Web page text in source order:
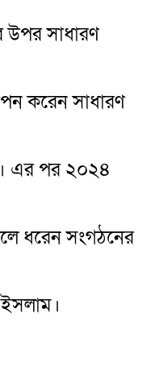
উপর সাধারণ
করেন সাধারণ
এর পর ২০২৪
ধরেন সংগঠনের